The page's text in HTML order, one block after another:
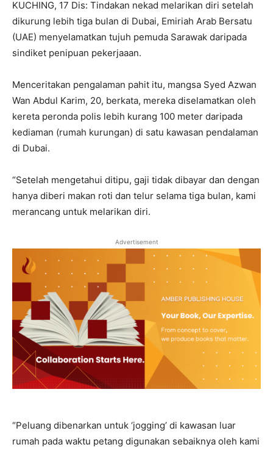
KUCHING, 17 Dis: Tindakan nekad melarikan diri setelah
dikurung lebih tiga bulan di Dubai, Emiriah Arab Bersatu
(UAE) menyelamatkan tujuh pemuda Sarawak daripada
sindiket penipuan pekerjaaan.
Menceritakan pengalaman pahit itu, mangsa Syed Azwan
Wan Abdul Karim, 20, berkata, mereka diselamatkan oleh
kereta peronda polis lebih kurang 100 meter daripada
kediaman (rumah kurungan) di satu kawasan pendalaman
di Dubai.
“Setelah mengetahui ditipu, gaji tidak dibayar dan dengan
hanya diberi makan roti dan telur selama tiga bulan, kami
merancang untuk melarikan diri.
Advertisement
“Peluang dibenarkan untuk ‘jogging’ di kawasan luar
rumah pada waktu petang digunakan sebaiknya oleh kami